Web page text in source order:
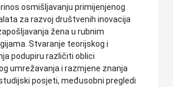
osmišljavanju primijenjenog
za razvoj društvenih inovacija
žena u rubnim
Stvaranje teorijskog i
podupiru različiti oblici
umrežavanja i razmjene znanja
posjeti, međusobni pregledi